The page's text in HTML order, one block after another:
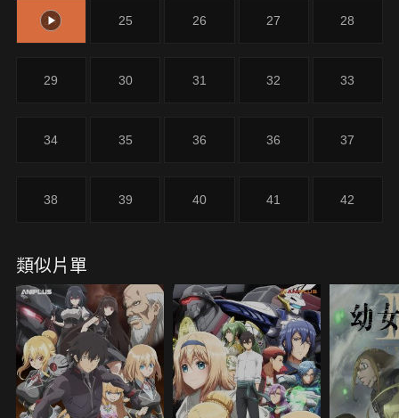
呢…。本話將回顧利姆路一路上留下的足跡，並帶著
故事走向充滿激烈動盪的新篇章—。
24 25 26 27 28
29 30 31 32 33
34 35 36 36 37
38 39 40 41 42
類似片單